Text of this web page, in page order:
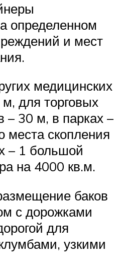
определенном
и мест
медицинских
для торговых
– 30 м, в парках –
места скопления
– 1 большой
на 4000 кв.м.
баков
с дорожками
для
узкими